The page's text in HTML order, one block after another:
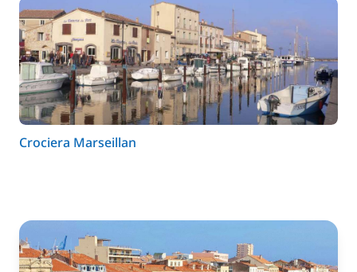
Crociera Marseillan